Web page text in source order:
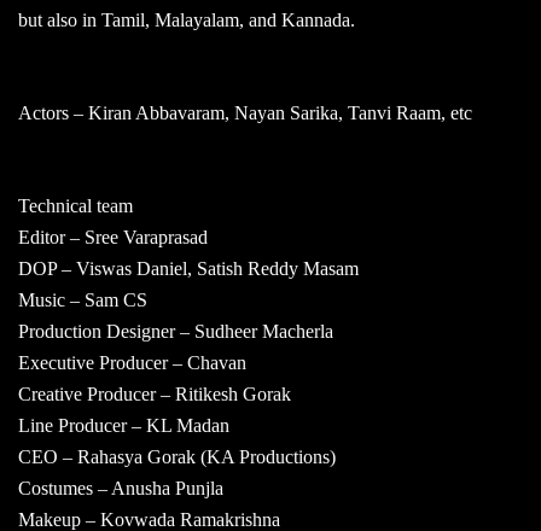
but also in Tamil, Malayalam, and Kannada.
Actors – Kiran Abbavaram, Nayan Sarika, Tanvi Raam, etc
Technical team
Editor – Sree Varaprasad
DOP – Viswas Daniel, Satish Reddy Masam
Music – Sam CS
Production Designer – Sudheer Macherla
Executive Producer – Chavan
Creative Producer – Ritikesh Gorak
Line Producer – KL Madan
CEO – Rahasya Gorak (KA Productions)
Costumes – Anusha Punjla
Makeup – Kovwada Ramakrishna